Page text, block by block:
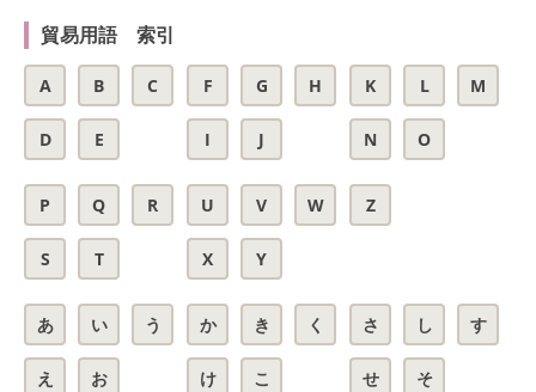
貿易用語 索引
A B C
D E
F G H
I J
K L M
N O
P Q R
S T
U V W
X Y
Z
あ い う
え お
か き く
け こ
さ し す
せ そ